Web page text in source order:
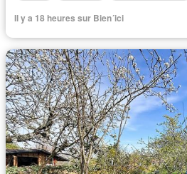
Il y a 18 heures sur Bien´ici